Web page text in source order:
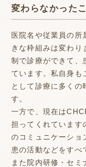
変わらなかった
医院名や従業員の所
きな枠組みは変わり
制で診療ができて、
ています。私自身も
として診療に多くの
す。
一方で、現在は
担ってくれています
のコミュニケーショ
患の活動などをすべ
また院内研修・セミ